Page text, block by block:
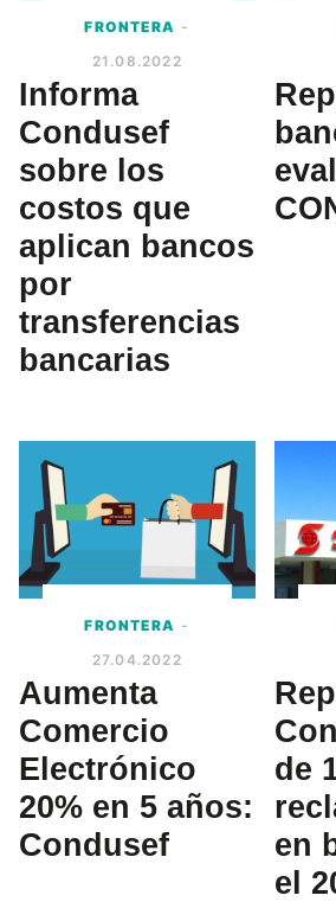
FRONTERA -
21.08.2022
Informa
Condusef
sobre los
costos que
aplican bancos
por
transferencias
bancarias
FRONTERA -
27.04.2022
Aumenta
Comercio
Electrónico
20% en 5 años:
Condusef
de
en
el